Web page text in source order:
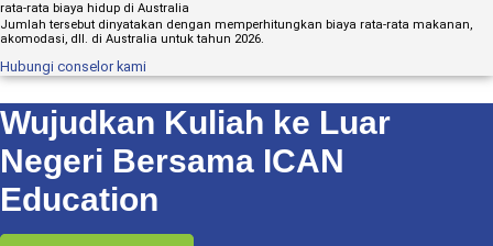
rata-rata biaya hidup di Australia
Jumlah tersebut dinyatakan dengan memperhitungkan biaya rata-rata makanan,
akomodasi, dll. di Australia untuk tahun 2026.
Hubungi conselor kami
Wujudkan Kuliah ke Luar
Negeri Bersama ICAN
Education